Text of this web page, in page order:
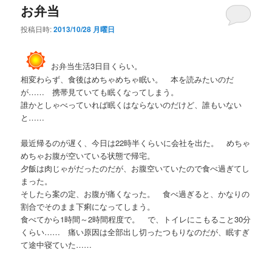
お弁当
投稿日時:2013/10/28 月曜日
お弁当生活3日目くらい。
相変わらず、食後はめちゃめちゃ眠い。 本を読みたいのだ
が…… 携帯見ていても眠くなってしまう。
誰かとしゃべっていれば眠くはならないのだけど、誰もいない
と……
最近帰るのが遅く、今日は22時半くらいに会社を出た。 めちゃ
めちゃお腹が空いている状態で帰宅。
夕飯は肉じゃがだったのだが、お腹空いていたので食べ過ぎてし
まった。
そしたら案の定、お腹が痛くなった。 食べ過ぎると、かなりの
割合でそのまま下痢になってしまう。
食べてから1時間～2時間程度で。 で、トイレにこもること30分
くらい…… 痛い原因は全部出し切ったつもりなのだが、眠すぎ
て途中寝ていた……